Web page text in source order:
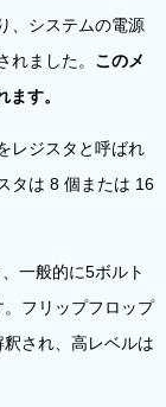
、システムの電源
ました。 このメ
す。
レジスタと呼ばれ
タは 8 個または 16
一般的に5ボルト
フリップフロップ
され、高レベルは